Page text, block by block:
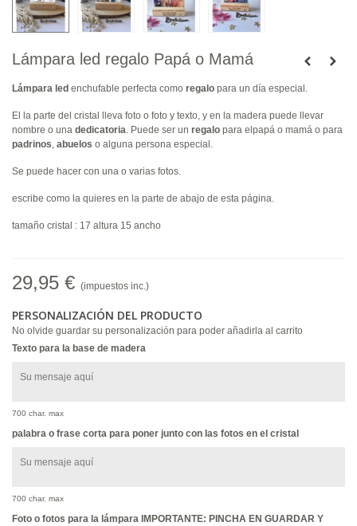
Lámpara led regalo Papá o Mamá
Lámpara led enchufable perfecta como regalo para un día especial.
El la parte del cristal lleva foto o foto y texto, y en la madera puede llevar
nombre o una dedicatoria . Puede ser un regalo para elpapá o mamá o para
padrinos abuelos o alguna persona especial.
Se puede hacer con una o varias fotos.
escribe como la quieres en la parte de abajo de esta página.
tamaño cristal : 17 altura 15 ancho
29,95 € (impuestos inc.)
PERSONALIZACIÓN DEL PRODUCTO
No olvide guardar su personalización para poder añadirla al carrito
Texto para la base de madera
700 char. max
palabra o frase corta para poner junto con las fotos en el cristal
700 char. max
Foto o fotos para la lámpara IMPORTANTE: PINCHA EN GUARDAR Y